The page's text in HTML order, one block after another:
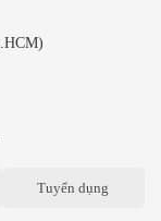
Tuyển dụng